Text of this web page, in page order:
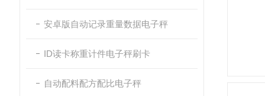
安卓版自动记录重量数据电子秤
ID读卡称重计件电子秤刷卡
自动配料配方配比电子秤